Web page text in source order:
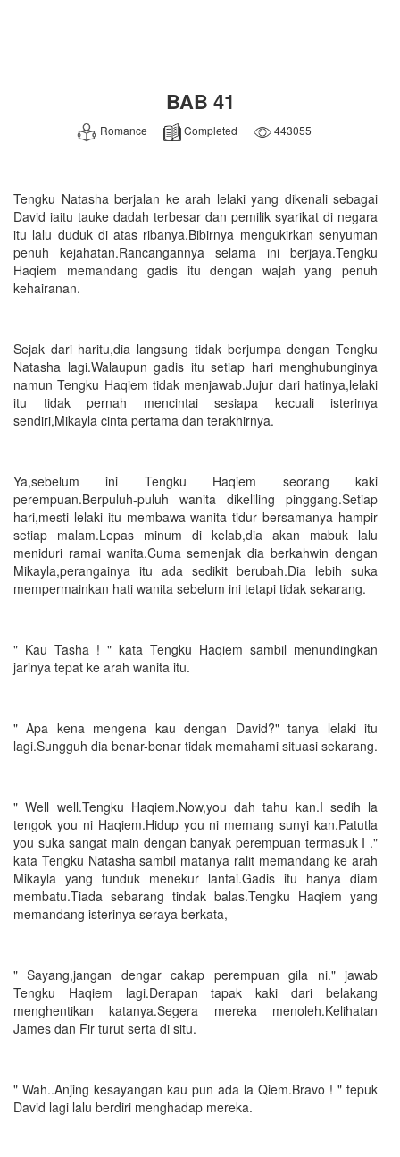
BAB 41
Romance Completed 443055
Tengku Natasha berjalan ke arah lelaki yang dikenali sebagai
David iaitu tauke dadah terbesar dan pemilik syarikat di negara
itu lalu duduk di atas ribanya.Bibirnya mengukirkan senyuman
penuh kejahatan.Rancangannya selama ini berjaya.Tengku
Haqiem memandang gadis itu dengan wajah yang penuh
kehairanan.
Sejak dari haritu,dia langsung tidak berjumpa dengan Tengku
Natasha lagi.Walaupun gadis itu setiap hari menghubunginya
namun Tengku Haqiem tidak menjawab.Jujur dari hatinya,lelaki
itu tidak pernah mencintai sesiapa kecuali isterinya
sendiri,Mikayla cinta pertama dan terakhirnya.
Ya,sebelum ini Tengku Haqiem seorang kaki
perempuan.Berpuluh-puluh wanita dikeliling pinggang.Setiap
hari,mesti lelaki itu membawa wanita tidur bersamanya hampir
setiap malam.Lepas minum di kelab,dia akan mabuk lalu
meniduri ramai wanita.Cuma semenjak dia berkahwin dengan
Mikayla,perangainya itu ada sedikit berubah.Dia lebih suka
mempermainkan hati wanita sebelum ini tetapi tidak sekarang.
" Kau Tasha ! " kata Tengku Haqiem sambil menundingkan
jarinya tepat ke arah wanita itu.
" Apa kena mengena kau dengan David?" tanya lelaki itu
lagi.Sungguh dia benar-benar tidak memahami situasi sekarang.
" Well well.Tengku Haqiem.Now,you dah tahu kan.I sedih la
tengok you ni Haqiem.Hidup you ni memang sunyi kan.Patutla
you suka sangat main dengan banyak perempuan termasuk I ."
kata Tengku Natasha sambil matanya ralit memandang ke arah
Mikayla yang tunduk menekur lantai.Gadis itu hanya diam
membatu.Tiada sebarang tindak balas.Tengku Haqiem yang
memandang isterinya seraya berkata,
" Sayang,jangan dengar cakap perempuan gila ni." jawab
Tengku Haqiem lagi.Derapan tapak kaki dari belakang
menghentikan katanya.Segera mereka menoleh.Kelihatan
James dan Fir turut serta di situ.
" Wah..Anjing kesayangan kau pun ada la Qiem.Bravo ! " tepuk
David lagi lalu berdiri menghadap mereka.